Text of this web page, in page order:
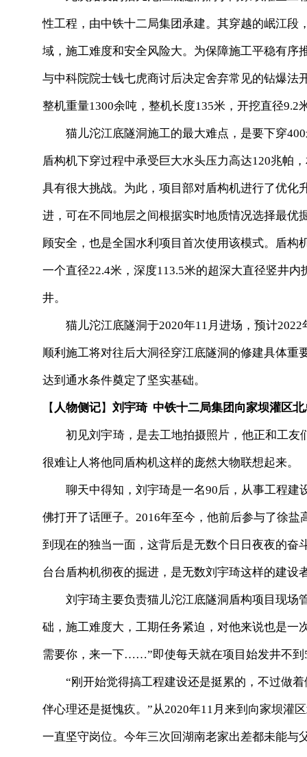
性工程，由中铁十二局集团承建。其穿越的岷江
域，施工难度和安全风险大。为保障施工平稳有
与中科院院士钱七虎商讨后决定舍弃常见的钻爆
整机重量1300余吨，整机长度135米，开挖直径9.2
猫儿沱江底隧洞施工的最大难点，是要下穿
盾构机下穿过程中承受巨大水头压力高达120兆帕
具有很大挑战。为此，项目部对盾构机进行了优
进，可在不同地层之间根据实时地质情况选择最
顾安全，也是全国水利项目首次使用该模式。盾
一个直径22.4米，深度113.5米的超深大直径竖井
井。
猫儿沱江底隧洞于2020年11月进场，预计
顺利施工将对往后大洞径穿江底隧洞的修建具体重
达到通水条件奠定了坚实基础。
【 人物侧记】 刘宇琦 中铁十二局集团向家坝灌区
初见刘宇琦，是去工地拍摄照片，他正和工
很难让人将他同盾构机这样的庞然大物联想起来。
聊天中得知，刘宇琦是一名90后，从事工程
佛打开了话匣子。2016年至今，他前后参与了徐
到现在的独当一面，这背后是无数个日日夜夜的
台台盾构机彻夜的掘进，是无数刘宇琦这样的建设
刘宇琦主要负责猫儿沱江底隧洞盾构项目现场
础，施工难度大，工期任务紧迫，对他来说也是一
需要你，来一下……”即使每天就在项目始发井不
“刚开始觉得搞工程建设还是挺累的，不过做
伴心理还是挺愧疚。”从2020年11月来到向家坝灌
一直坚守岗位。今年三次回湖南老家出差都未能与